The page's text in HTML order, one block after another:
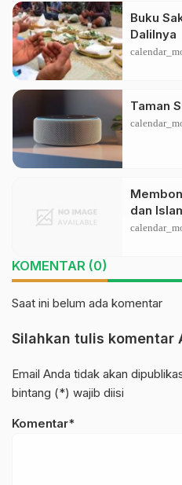
Buku
Dalilnya
Taman
dan
KOMENTAR (0)
Saat ini belum ada komentar
Silahkan tulis komentar
Email Anda tidak akan
bintang (*) wajib diisi
Komentar*